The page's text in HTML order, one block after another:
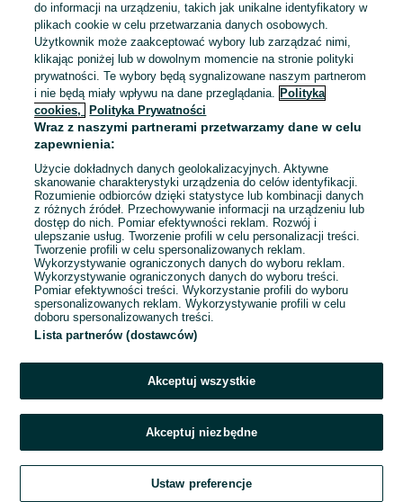
To ogłoszenie nie jest już dostępne
Przejdź na stronę główną
do informacji na urządzeniu, takich jak unikalne identyfikatory w
plikach cookie w celu przetwarzania danych osobowych.
Użytkownik może zaakceptować wybory lub zarządzać nimi,
klikając poniżej lub w dowolnym momencie na stronie polityki
prywatności. Te wybory będą sygnalizowane naszym partnerom
i nie będą miały wpływu na dane przeglądania. Polityka
cookies,
Polityka Prywatności
Wraz z naszymi partnerami przetwarzamy dane w celu
zapewnienia:
Użycie dokładnych danych geolokalizacyjnych. Aktywne
skanowanie charakterystyki urządzenia do celów identyfikacji.
Rozumienie odbiorców dzięki statystyce lub kombinacji danych
z różnych źródeł. Przechowywanie informacji na urządzeniu lub
dostęp do nich. Pomiar efektywności reklam. Rozwój i
ulepszanie usług. Tworzenie profili w celu personalizacji treści.
Tworzenie profili w celu spersonalizowanych reklam.
Wykorzystywanie ograniczonych danych do wyboru reklam.
Wykorzystywanie ograniczonych danych do wyboru treści.
Pomiar efektywności treści. Wykorzystanie profili do wyboru
spersonalizowanych reklam. Wykorzystywanie profili w celu
doboru spersonalizowanych treści.
Lista partnerów (dostawców)
Akceptuj wszystkie
Akceptuj niezbędne
Ustaw preferencje